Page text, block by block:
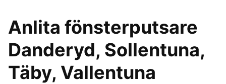
Anlita fönsterputsare
Danderyd, Sollentuna,
Täby, Vallentuna